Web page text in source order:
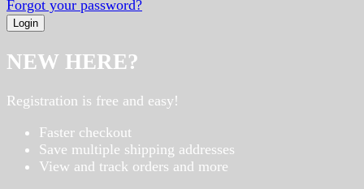
Forgot your password?
NEW HERE?
Registration is free and easy!
Faster checkout
Save multiple shipping addresses
View and track orders and more